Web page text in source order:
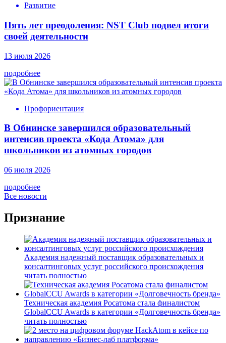
Развитие
Пять лет преодоления: NST Club подвел итоги
своей деятельности
13 июля 2026
подробнее
Профориентация
В Обнинске завершился образовательный
интенсив проекта «Кода Атома» для
школьников из атомных городов
06 июля 2026
подробнее
Все новости
Признание
Академия надежный поставщик образовательных и
консалтинговых услуг российского происхождения
читать полностью
Техническая академия Росатома стала финалистом
GlobalCCU Awards в категории «Долговечность бренда»
читать полностью